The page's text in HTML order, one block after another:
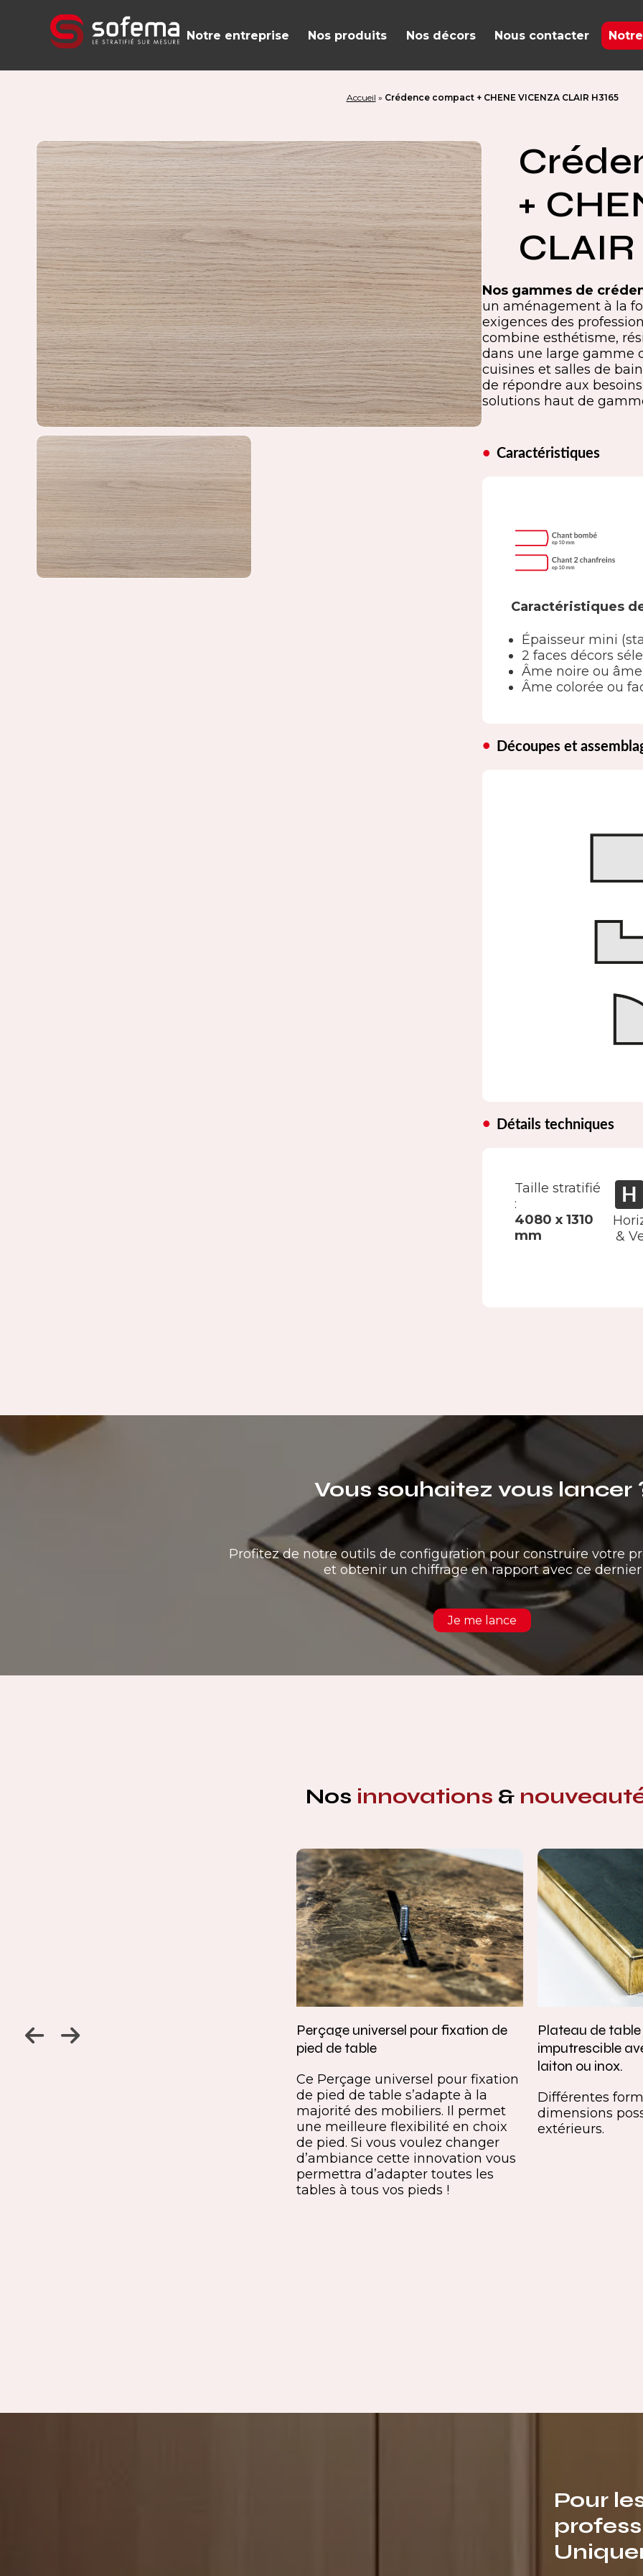
Notre entreprise Nos produits Nos décors Nous contacter
Accueil » Crédence compact + CHENE VICENZA CLAIR H3165
+
CLAIR
Nos gammes de
un aménagement à la
exigences des
combine esthétisme,
dans une large gamme
cuisines et salles de
de répondre aux
solutions haut de
Caractéristiques
Caractéristiques
Épaisseur mini
2 faces décors
Âme noire ou
Âme colorée ou
Découpes et
Détails techniques
Taille stratifié
:
4080 x 1310
mm
&
Vous souhaitez vous lancer
Profitez de notre outils de configuration pour construire votre
et obtenir un chiffrage en rapport avec ce dernier
Je me lance
Nos innovations &
Jambage à 45
Perçage universel pour fixation de
pied de table
Ce Perçage universel pour fixation
de pied de table s’adapte à la
majorité des mobiliers. Il permet
une meilleure flexibilité en choix
de pied. Si vous voulez changer
d’ambiance cette innovation vous
permettra d’adapter toutes les
tables à tous vos pieds !
Plateau de
imputrescible
laiton ou inox.
Différentes
dimensions
extérieurs.
Pour